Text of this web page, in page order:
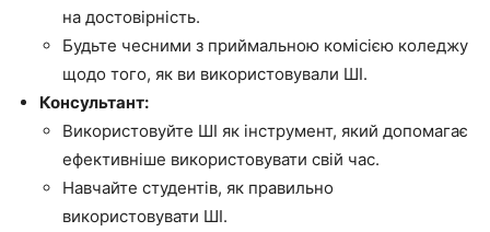
на достовірність.
Будьте чесними з приймальною комісією коледжу
щодо того, як ви використовували ШІ.
Консультант:
Використовуйте ШІ як інструмент, який допомагає
ефективніше використовувати свій час.
Навчайте студентів, як правильно
використовувати ШІ.